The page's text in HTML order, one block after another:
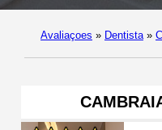
Avaliaçoes » Dentista »